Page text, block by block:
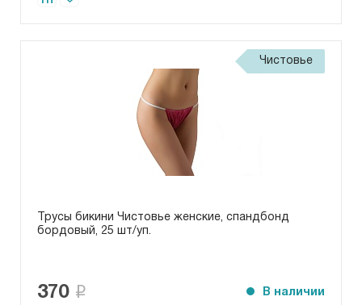
Чистовье
Трусы бикини Чистовье женские, спандбонд
бордовый, 25 шт/уп.
370 В наличии